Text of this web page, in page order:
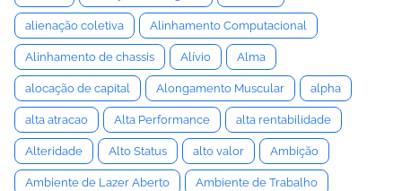
alienação coletiva Alinhamento Computacional
Alinhamento de chassis Alívio Alma
alocação de capital Alongamento Muscular alpha
alta atracao Alta Performance alta rentabilidade
Alteridade Alto Status alto valor Ambição
Ambiente de Lazer Aberto Ambiente de Trabalho